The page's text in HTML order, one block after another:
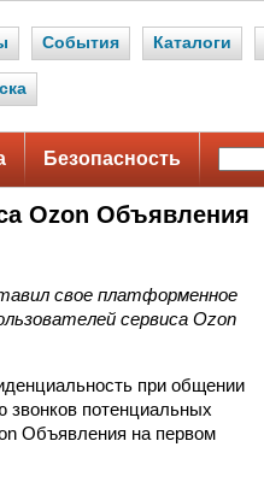
События Каталоги
Безопасность
Ozon Объявления
свое платформенное
сервиса Ozon
при общении
звонков потенциальных
Объявления на первом